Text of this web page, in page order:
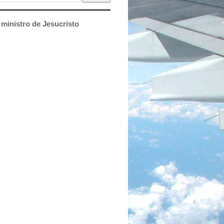
de Jesucristo